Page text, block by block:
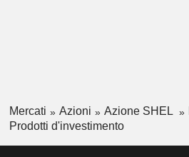
Mercati Azioni Azione SHEL
Prodotti d'investimento